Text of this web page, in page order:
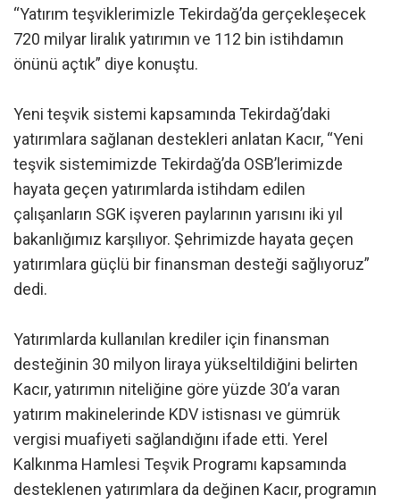
“Yatırım teşviklerimizle Tekirdağ’da gerçekleşecek
720 milyar liralık yatırımın ve 112 bin istihdamın
önünü açtık” diye konuştu.
Yeni teşvik sistemi kapsamında Tekirdağ’daki
yatırımlara sağlanan destekleri anlatan Kacır, “Yeni
teşvik sistemimizde Tekirdağ’da OSB’lerimizde
hayata geçen yatırımlarda istihdam edilen
çalışanların SGK işveren paylarının yarısını iki yıl
bakanlığımız karşılıyor. Şehrimizde hayata geçen
yatırımlara güçlü bir finansman desteği sağlıyoruz”
dedi.
Yatırımlarda kullanılan krediler için finansman
desteğinin 30 milyon liraya yükseltildiğini belirten
Kacır, yatırımın niteliğine göre yüzde 30’a varan
yatırım makinelerinde KDV istisnası ve gümrük
vergisi muafiyeti sağlandığını ifade etti. Yerel
Kalkınma Hamlesi Teşvik Programı kapsamında
desteklenen yatırımlara da değinen Kacır, programın